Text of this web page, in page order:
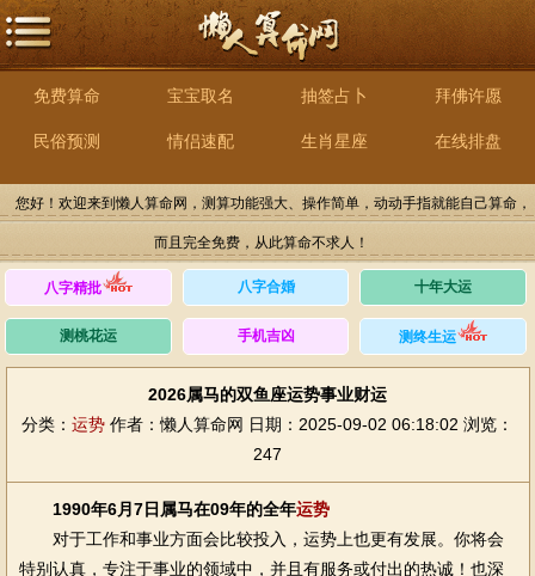
免费算命 宝宝取名 抽签占卜 拜佛许愿
民俗预测 情侣速配 生肖星座 在线排盘
您好！欢迎来到懒人算命网，测算功能强大、操作简单，动动手指就能自己算命，
而且完全免费，从此算命不求人！
八字精批 八字合婚 十年大运
测桃花运 手机吉凶 测终生运
2026属马的双鱼座运势事业财运
分类： 运势 作者：懒人算命网 日期：2025-09-02 06:18:02 浏览：
247
1990年6月7日属马在09年的全年运势
对于工作和事业方面会比较投入，运势上也更有发展。你将会
特别认真，专注于事业的领域中，并且有服务或付出的热诚！也深